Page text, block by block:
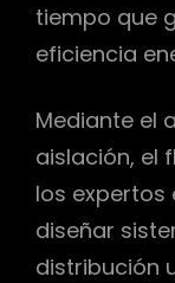
tiempo que
eficiencia
Mediante el
aislación, el
los expertos
diseñar
distribución